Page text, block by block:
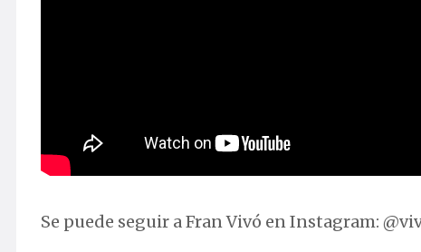
Se puede seguir a Fran Vivó en Instagram: